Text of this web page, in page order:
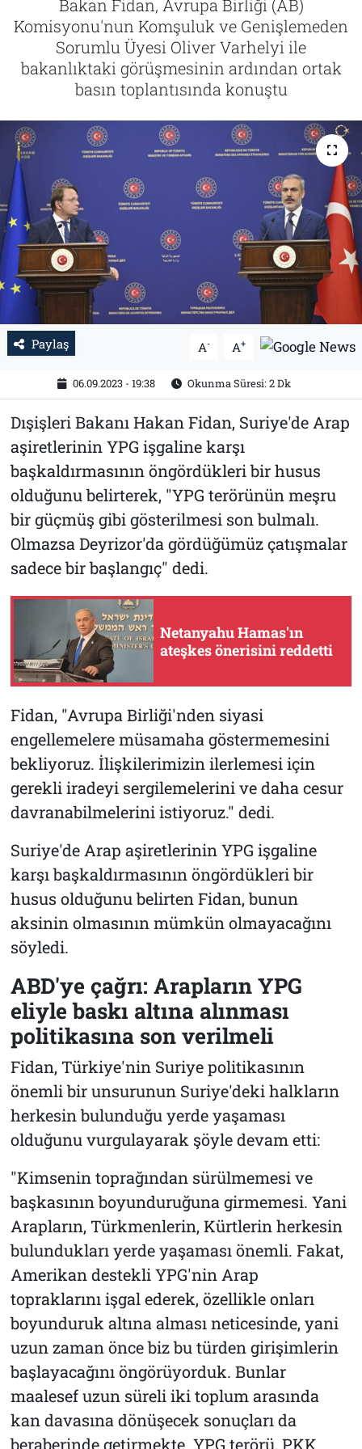
Bakan Fidan, Avrupa Birliği (AB)
Komisyonu'nun Komşuluk ve Genişlemeden
Sorumlu Üyesi Oliver Varhelyi ile
bakanlıktaki görüşmesinin ardından ortak
basın toplantısında konuştu
Paylaş A- A+
06.09.2023 - 19:38 Okunma Süresi: 2 Dk
Dışişleri Bakanı Hakan Fidan, Suriye'de Arap
aşiretlerinin YPG işgaline karşı
başkaldırmasının öngördükleri bir husus
olduğunu belirterek, "YPG terörünün meşru
bir güçmüş gibi gösterilmesi son bulmalı.
Olmazsa Deyrizor'da gördüğümüz çatışmalar
sadece bir başlangıç" dedi.
Netanyahu Hamas'ın
ateşkes önerisini reddetti
Fidan, "Avrupa Birliği'nden siyasi
engellemelere müsamaha göstermemesini
bekliyoruz. İlişkilerimizin ilerlemesi için
gerekli iradeyi sergilemelerini ve daha cesur
davranabilmelerini istiyoruz." dedi.
Suriye'de Arap aşiretlerinin YPG işgaline
karşı başkaldırmasının öngördükleri bir
husus olduğunu belirten Fidan, bunun
aksinin olmasının mümkün olmayacağını
söyledi.
ABD'ye çağrı: Arapların YPG
eliyle baskı altına alınması
politikasına son verilmeli
Fidan, Türkiye'nin Suriye politikasının
önemli bir unsurunun Suriye'deki halkların
herkesin bulunduğu yerde yaşaması
olduğunu vurgulayarak şöyle devam etti:
"Kimsenin toprağından sürülmemesi ve
başkasının boyunduruğuna girmemesi. Yani
Arapların, Türkmenlerin, Kürtlerin herkesin
bulundukları yerde yaşaması önemli. Fakat,
Amerikan destekli YPG'nin Arap
topraklarını işgal ederek, özellikle onları
boyunduruk altına alması neticesinde, yani
uzun zaman önce biz bu türden girişimlerin
başlayacağını öngörüyorduk. Bunlar
maalesef uzun süreli iki toplum arasında
kan davasına dönüşecek sonuçları da
beraberinde getirmekte. YPG terörü, PKK
Tarih
İletişim
Künye